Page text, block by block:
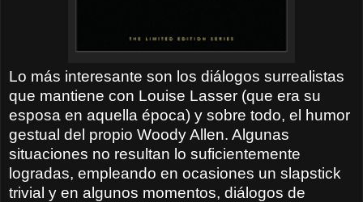
Lo más interesante son los diálogos surrealistas
que mantiene con Louise Lasser (que era su
esposa en aquella época) y sobre todo, el humor
gestual del propio Woody Allen. Algunas
situaciones no resultan lo suficientemente
logradas, empleando en ocasiones un slapstick
trivial y en algunos momentos, diálogos de